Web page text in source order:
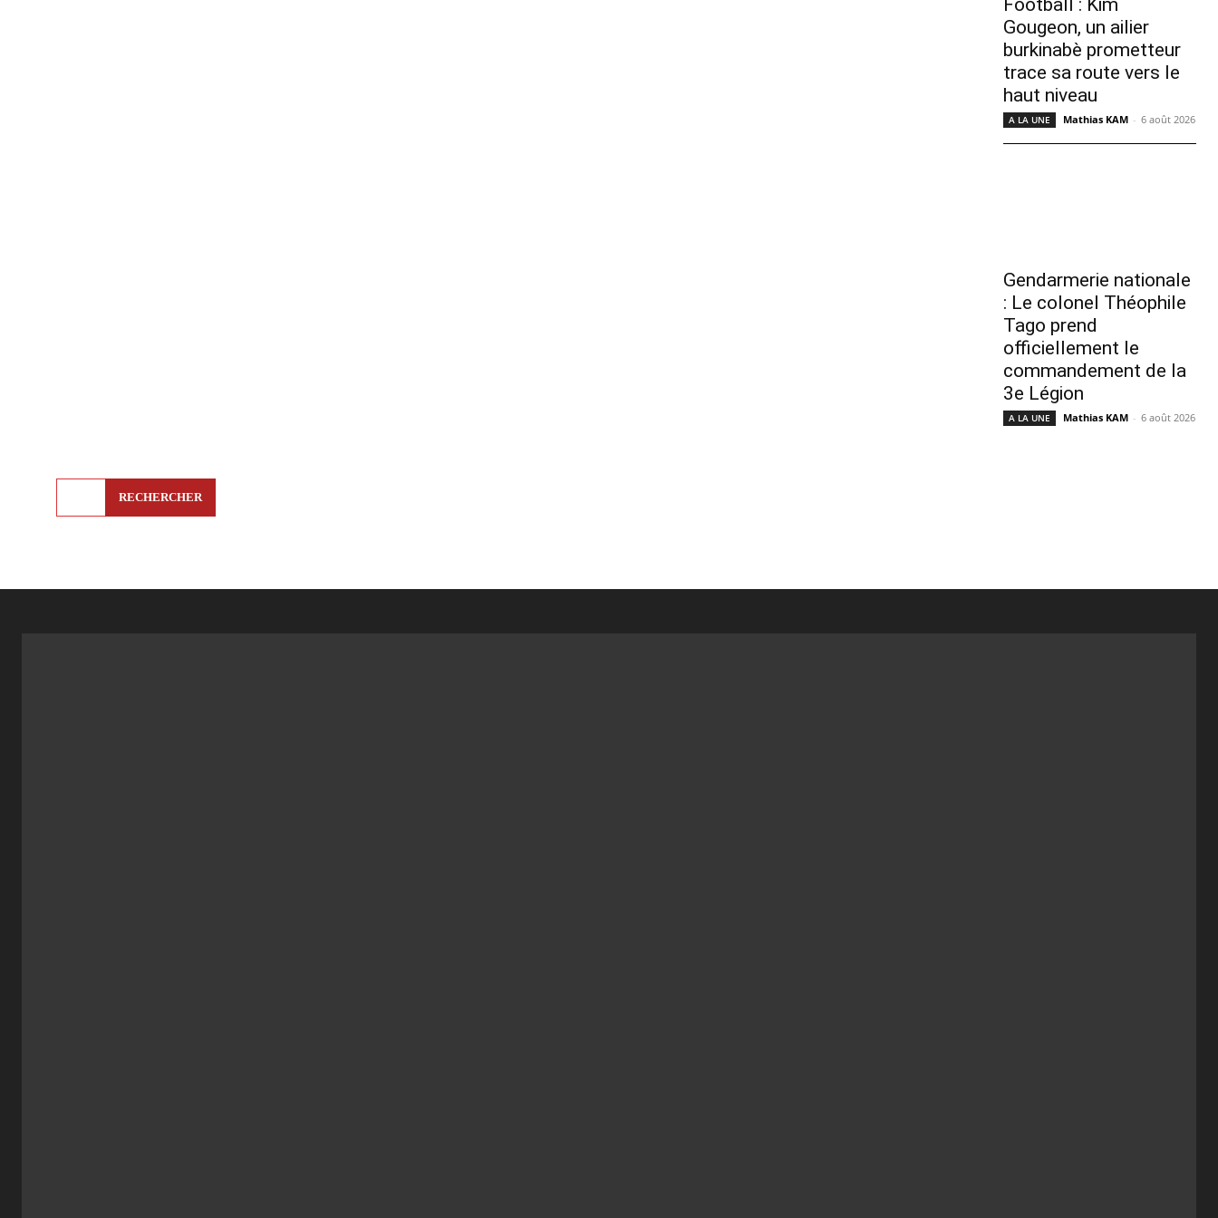
RECHERCHER
Football : Kim
Gougeon, un ailier
burkinabè prometteur
trace sa route vers le
haut niveau
A LA UNE Mathias KAM - 6 août 2026
Gendarmerie nationale
: Le colonel Théophile
Tago prend
officiellement le
commandement de la
3e Légion
A LA UNE Mathias KAM - 6 août 2026